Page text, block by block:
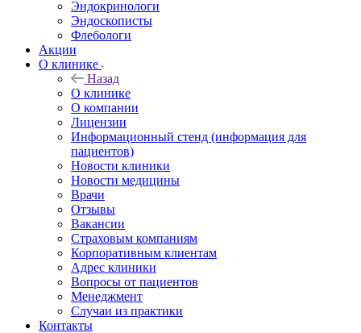
Эндокринологи
Эндоскописты
Флебологи
Акции
О клинике
Назад
О клинике
О компании
Лицензии
Информационный стенд (информация для
пациентов)
Новости клиники
Новости медицины
Врачи
Отзывы
Вакансии
Страховым компаниям
Корпоративным клиентам
Адрес клиники
Вопросы от пациентов
Менеджмент
Случаи из практики
Контакты